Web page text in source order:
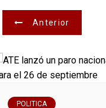
N
a
v
e
Anterior
POLITICA